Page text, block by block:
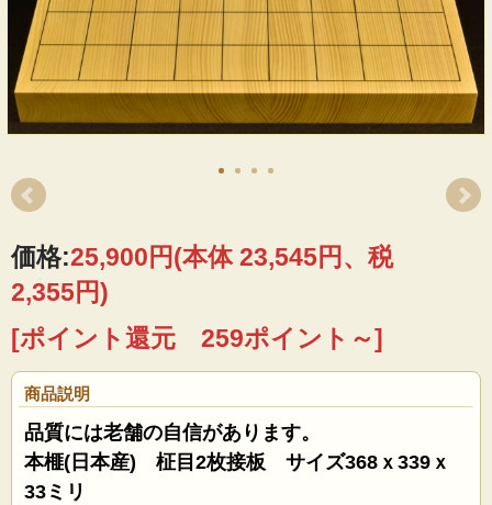
価格:25,900円(本体 23,545円、税
2,355円)
[ポイント還元 259ポイント～]
商品説明
品質には老舗の自信があります。
本榧(日本産) 柾目2枚接板 サイズ368ｘ339ｘ
33ミリ